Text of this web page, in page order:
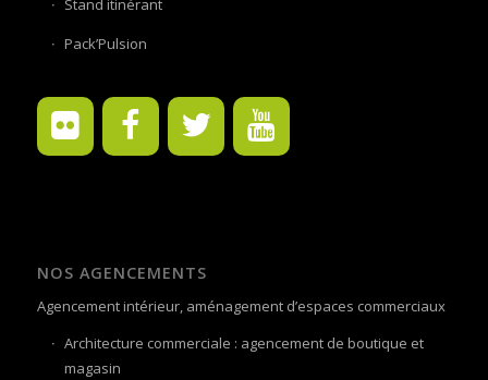
Stand itinérant
Pack’Pulsion
NOS AGENCEMENTS
Agencement intérieur, aménagement d’espaces commerciaux
Architecture commerciale : agencement de boutique et
magasin